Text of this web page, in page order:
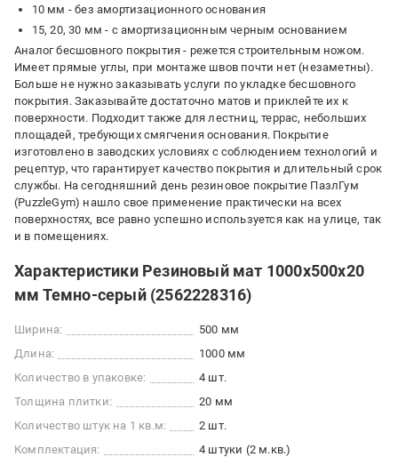
10 мм - без амортизационного основания
15, 20, 30 мм - с амортизационным черным основанием
Аналог бесшовного покрытия - режется строительным ножом.
Имеет прямые углы, при монтаже швов почти нет (незаметны).
Больше не нужно заказывать услуги по укладке бесшовного
покрытия. Заказывайте достаточно матов и приклейте их к
поверхности. Подходит также для лестниц, террас, небольших
площадей, требующих смягчения основания. Покрытие
изготовлено в заводских условиях с соблюдением технологий и
рецептур, что гарантирует качество покрытия и длительный срок
службы. На сегодняшний день резиновое покрытие ПазлГум
(PuzzleGym) нашло свое применение практически на всех
поверхностях, все равно успешно используется как на улице, так
и в помещениях.
Характеристики Резиновый мат 1000х500х20
мм Темно-серый (2562228316)
Ширина:
500 мм
Длина:
1000 мм
Количество в упаковке:
4 шт.
Толщина плитки:
20 мм
Количество штук на 1 кв.м:
2 шт.
Комплектация:
4 штуки (2 м.кв.)